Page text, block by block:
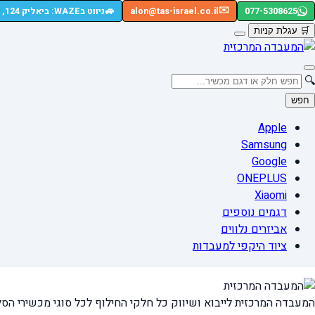
077-5308625
✉️
alon@tas-israel.co.il
🚙ניווט בWAZE: ביאליק 124, רמת גן
🛒 עגלת קניות
🔍
חפש
Apple
Samsung
Google
ONEPLUS
Xiaomi
דגמים נוספים
אביזרים נלווים
ציוד היקפי למעבדות
המעבדה המרכזית לייבוא ושיווק כל חלקי החילוף לכל סוגי מכשירי